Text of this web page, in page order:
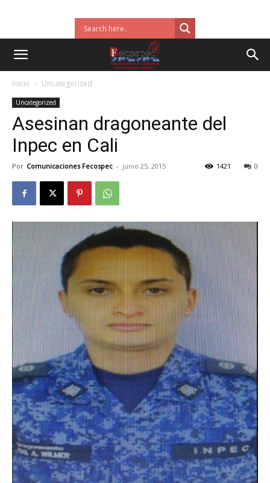
Inicio Uncategorized
Uncategorized
Asesinan dragoneante del
Inpec en Cali
Por Comunicaciones Fecospec - junio 25, 2015 0
1421